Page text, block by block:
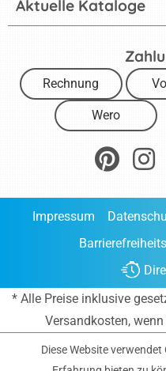
Aktuelle Kataloge
Rechnung
Wero
Impressum
* Alle Preise inklusive
Versandkosten,
Diese Website